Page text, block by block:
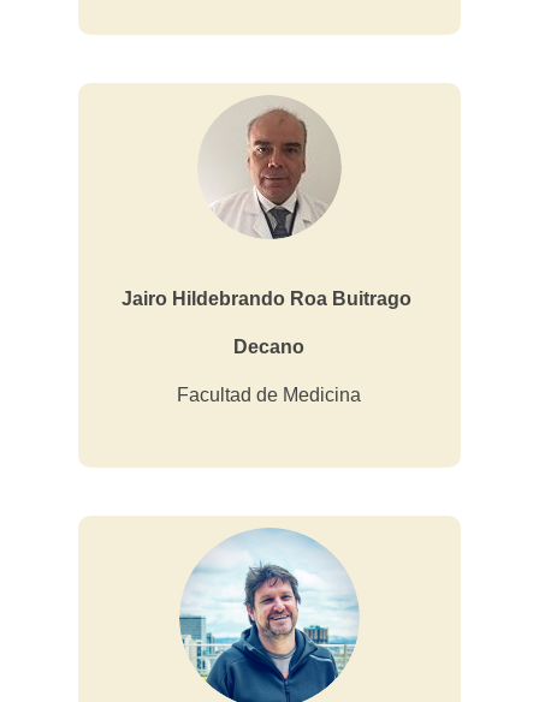
Jairo Hildebrando Roa Buitrago
Decano
Facultad de Medicina